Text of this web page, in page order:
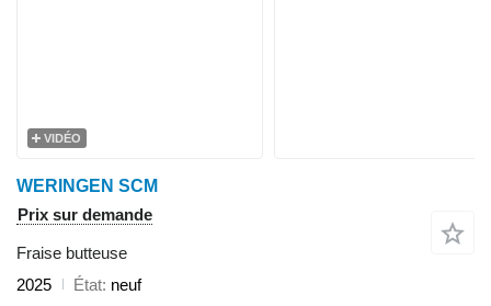
VIDÉO
WERINGEN SCM
Prix sur demande
Fraise butteuse
2025
État neuf